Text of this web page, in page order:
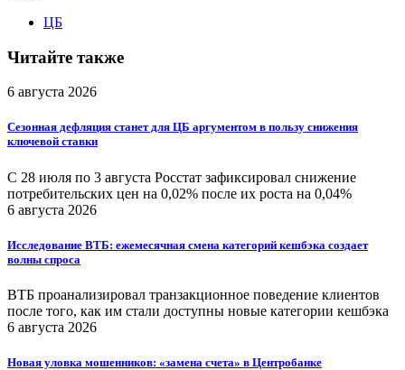
ЦБ
Читайте также
6 августа 2026
Сезонная дефляция станет для ЦБ аргументом в пользу снижения
ключевой ставки
С 28 июля по 3 августа Росстат зафиксировал снижение
потребительских цен на 0,02% после их роста на 0,04%
6 августа 2026
Исследование ВТБ: ежемесячная смена категорий кешбэка создает
волны спроса
ВТБ проанализировал транзакционное поведение клиентов
после того, как им стали доступны новые категории кешбэка
6 августа 2026
Новая уловка мошенников: «замена счета» в Центробанке